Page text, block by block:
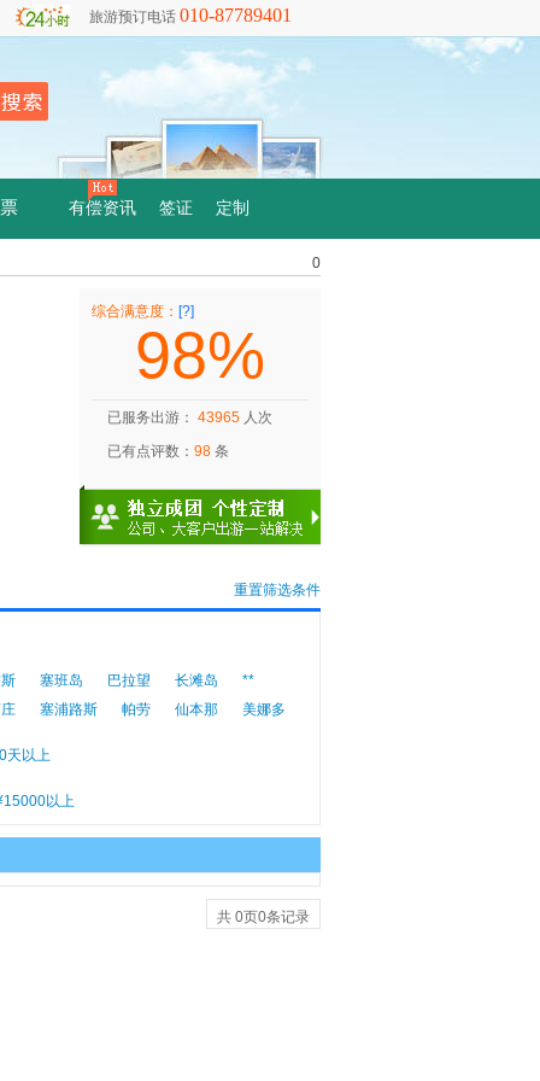
旅游预订电话 010-87789401
有偿资讯 签证 定制
0
综合满意度： [?]
98%
已服务出游： 43965 人次
已有点评数： 98 条
重置筛选条件
塞班岛 巴拉望 长滩岛
**
塞浦路斯 帕劳 仙本那 美娜多
天以上
以上
共 0页0条记录